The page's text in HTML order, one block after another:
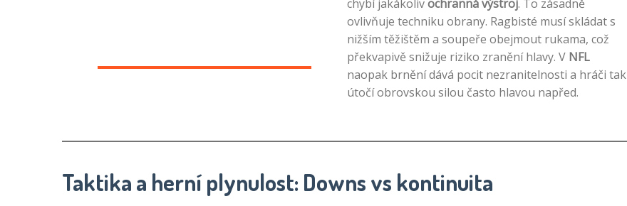
chybí jakákolivochranná výstroj. To zásadně
ovlivňuje techniku obrany. Ragbisté musí skládat s
nižším těžištěm a soupeře obejmout rukama, což
překvapivě snižuje riziko zranění hlavy. V NFL
naopak brnění dává pocit nezranitelnosti a hráči tak
útočí obrovskou silou často hlavou napřed.
Taktika a herní plynulost: Downs vs kontinuita